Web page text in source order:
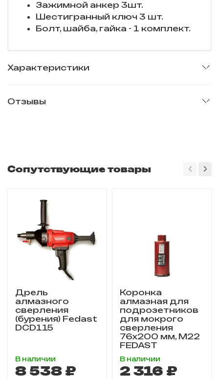
Зажимной анкер 3шт.
Шестигранный ключ 3 шт.
Болт, шайба, гайка - 1 комплект.
Характеристики
Отзывы
Сопутствующие товары
Дрель
алмазного
сверления
(бурения) Fedast
DCD115
В наличии
8 538 ₽
Коронка
алмазная для
подрозетников
для мокрого
сверления
76х200 мм, M22
FEDAST
В наличии
2 316 ₽